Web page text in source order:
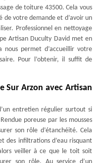
de toiture 43500. Cela vous
votre demande et d’avoir un
Professionnel en nettoyage
Artisan Duculty David met en
nous permet d’accueillir votre
Pour l’obtenir, il suffit de
Sur Arzon avec Artisan
entretien régulier surtout si
poreuse par les mousses
son rôle d’étanchéité. Cela
des infiltrations d’eau risquant
veiller à ce que le toit soit